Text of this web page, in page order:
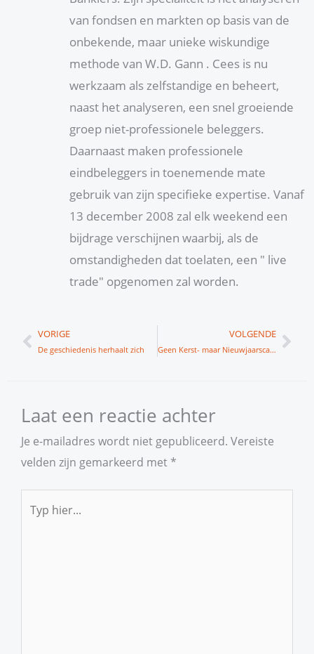
van fondsen en markten op basis van de
onbekende, maar unieke wiskundige
methode van W.D. Gann . Cees is nu
werkzaam als zelfstandige en beheert,
naast het analyseren, een snel groeiende
groep niet-professionele beleggers.
Daarnaast maken professionele
eindbeleggers in toenemende mate
gebruik van zijn specifieke expertise. Vanaf
13 december 2008 zal elk weekend een
bijdrage verschijnen waarbij, als de
omstandigheden dat toelaten, een " live
trade" opgenomen zal worden.
Vorige
VORIGE
De geschiedenis herhaalt zich
VOLGENDE
Geen Kerst- maar Nieuwjaarscadeaus!
Laat een reactie achter
Je e-mailadres wordt niet gepubliceerd. Vereiste
velden zijn gemarkeerd met *
hier...